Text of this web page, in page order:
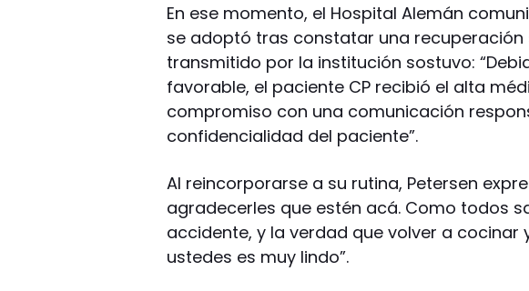
En ese momento, el Hospital Alemán
se adoptó tras constatar una recuperación
transmitido por la institución sostuvo:
favorable, el paciente CP recibió el alta
compromiso con una comunicación
confidencialidad del paciente”.
Al reincorporarse a su rutina, Petersen
agradecerles que estén acá. Como todos
accidente, y la verdad que volver a cocinar
ustedes es muy lindo”.